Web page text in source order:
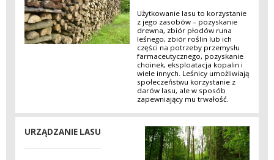
Użytkowanie lasu to korzystanie
z jego zasobów – pozyskanie
drewna, zbiór płodów runa
leśnego, zbiór roślin lub ich
części na potrzeby przemysłu
farmaceutycznego, pozyskanie
choinek, eksploatacja kopalin i
wiele innych. Leśnicy umożliwiają
społeczeństwu korzystanie z
darów lasu, ale w sposób
zapewniający mu trwałość.
URZĄDZANIE LASU